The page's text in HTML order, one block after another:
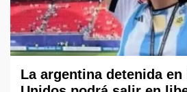
La argentina detenida en